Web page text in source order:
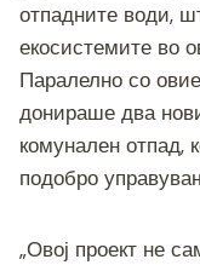
отпадните води,
екосистемите во
Паралелно со
донираше два
комунален отпад,
подобро
„Овој проект не